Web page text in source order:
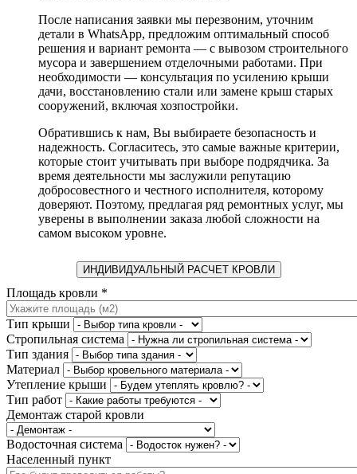
После написания заявки мы перезвоним, уточним
детали в WhatsApp, предложим оптимальный способ
решения и вариант ремонта — с вывозом строительного
мусора и завершением отделочными работами. При
необходимости — консультация по усилению крыши
дачи, восстановлению стали или замене крыш старых
сооружений, включая хозпостройки.
Обратившись к нам, Вы выбираете безопасность и
надежность. Согласитесь, это самые важные критерии,
которые стоит учитывать при выборе подрядчика. За
время деятельности мы заслужили репутацию
добросовестного и честного исполнителя, которому
доверяют. Поэтому, предлагая ряд ремонтных услуг, мы
уверены в выполнении заказа любой сложности на
самом высоком уровне.
ИНДИВИДУАЛЬНЫЙ РАСЧЕТ КРОВЛИ
Площадь кровли *
Тип крыши
Стропильная система
Тип здания
Материал
Утепление крыши
Тип работ
Демонтаж старой кровли
Водосточная система
Населенный пункт